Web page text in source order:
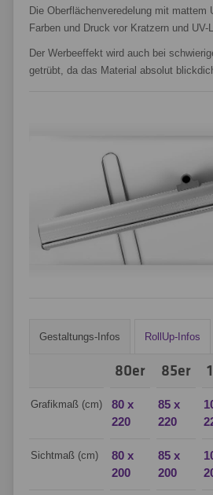
Die Oberflächenveredelung mit
Farben und Druck vor Kratzern und UV-
Der Werbeeffekt wird auch bei
getrübt, da das Material absolut
Gestaltungs-Infos RollUp-Infos
80er 85er
Grafikmaß (cm)
80 x
220
85 x
220
Sichtmaß (cm)
80 x
200
85 x
200